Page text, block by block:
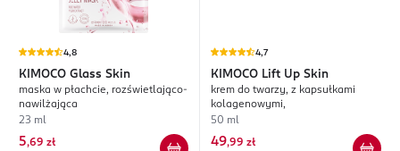
4,8
KIMOCO Glass Skin
maska w płachcie, rozświetlająco-
nawilżająca
23 ml
5,69 zł
4,7
KIMOCO Lift Up Skin
krem do twarzy, z kapsułkami
kolagenowymi,
50 ml
49,99 zł